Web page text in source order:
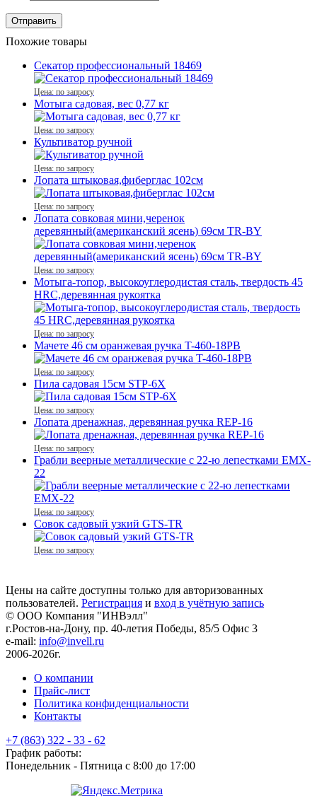
Похожие товары
Секатор профессиональный 18469
Цена: по запросу
Мотыга садовая, вес 0,77 кг
Цена: по запросу
Культиватор ручной
Цена: по запросу
Лопата штыковая,фиберглас 102см
Цена: по запросу
Лопата совковая мини,черенок
деревянный(американский ясень) 69см TR-BY
Цена: по запросу
Мотыга-топор, высокоуглеродистая сталь, твердость 45
HRC,деревянная рукоятка
Цена: по запросу
Мачете 46 см оранжевая ручка T-460-18PB
Цена: по запросу
Пила садовая 15см STP-6X
Цена: по запросу
Лопата дренажная, деревянная ручка REР-16
Цена: по запросу
Грабли веерные металлические с 22-ю лепестками EMX-
22
Цена: по запросу
Совок садовый узкий GTS-TR
Цена: по запросу
Цены на сайте доступны только для авторизованных
пользователей. Регистрация и вход в учётную запись
© ООО Компания "ИНВэлл"
г.Ростов-на-Дону, пр. 40-летия Победы, 85/5 Офис 3
e-mail: info@invell.ru
2006-2026г.
О компании
Прайс-лист
Политика конфиденциальности
Контакты
+7 (863) 322 - 33 - 62
График работы:
Понедельник - Пятница с 8:00 до 17:00